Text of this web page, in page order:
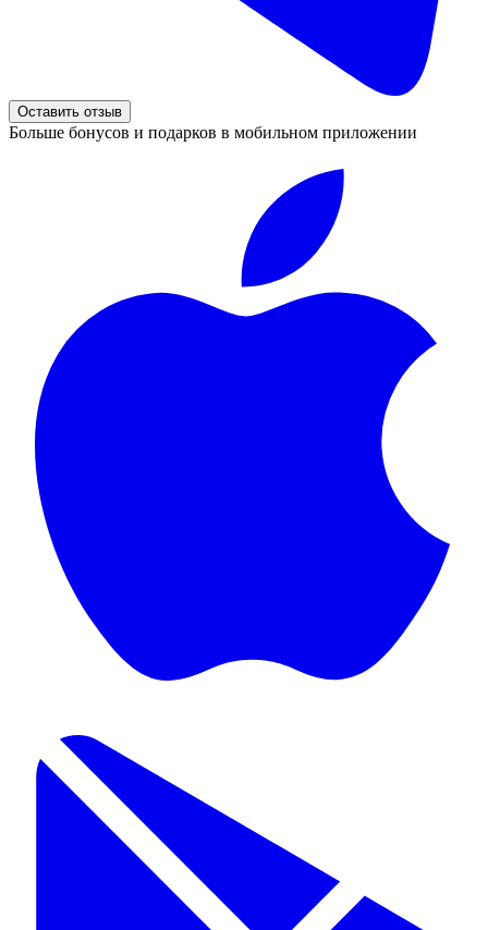
Оставить отзыв
Больше бонусов и подарков в мобильном приложении